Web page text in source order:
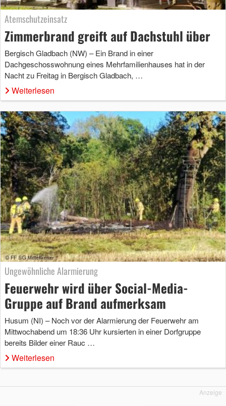
Atemschutzeinsatz
Zimmerbrand greift auf Dachstuhl über
Bergisch Gladbach (NW) – Ein Brand in einer
Dachgeschosswohnung eines Mehrfamilienhauses hat in der
Nacht zu Freitag in Bergisch Gladbach, …
Weiterlesen
Ungewöhnliche Alarmierung
Feuerwehr wird über Social-Media-
Gruppe auf Brand aufmerksam
Husum (NI) – Noch vor der Alarmierung der Feuerwehr am
Mittwochabend um 18:36 Uhr kursierten in einer Dorfgruppe
bereits Bilder einer Rauc …
Weiterlesen
Anzeige